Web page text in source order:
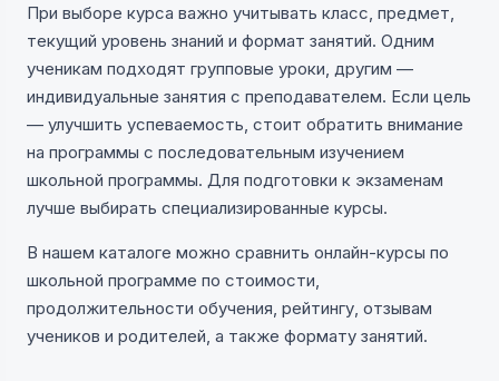
При выборе курса важно учитывать класс, предмет,
текущий уровень знаний и формат занятий. Одним
ученикам подходят групповые уроки, другим —
индивидуальные занятия с преподавателем. Если цель
— улучшить успеваемость, стоит обратить внимание
на программы с последовательным изучением
школьной программы. Для подготовки к экзаменам
лучше выбирать специализированные курсы.
В нашем каталоге можно сравнить онлайн-курсы по
школьной программе по стоимости,
продолжительности обучения, рейтингу, отзывам
учеников и родителей, а также формату занятий.